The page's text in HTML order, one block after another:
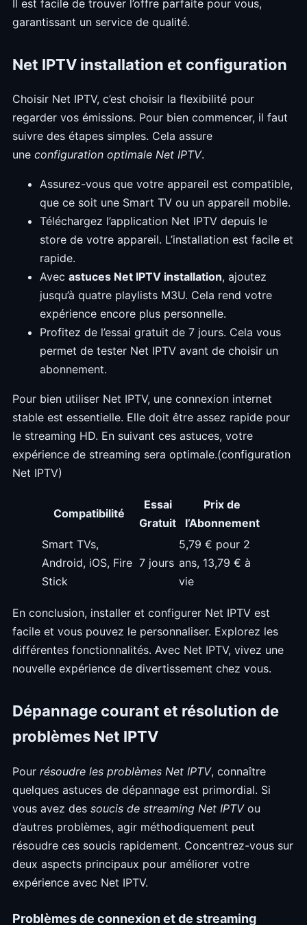
Il est facile de trouver l’offre parfaite pour vous,
garantissant un service de qualité.
Net IPTV installation et configuration
Choisir Net IPTV, c’est choisir la flexibilité pour
regarder vos émissions. Pour bien commencer, il faut
suivre des étapes simples. Cela assure
une configuration optimale Net IPTV.
Assurez-vous que votre appareil est compatible,
que ce soit une Smart TV ou un appareil mobile.
Téléchargez l’application Net IPTV depuis le
store de votre appareil. L’installation est facile et
rapide.
Avec astuces Net IPTV installation, ajoutez
jusqu’à quatre playlists M3U. Cela rend votre
expérience encore plus personnelle.
Profitez de l’essai gratuit de 7 jours. Cela vous
permet de tester Net IPTV avant de choisir un
abonnement.
Pour bien utiliser Net IPTV, une connexion internet
stable est essentielle. Elle doit être assez rapide pour
le streaming HD. En suivant ces astuces, votre
expérience de streaming sera optimale.(configuration
Net IPTV)
Compatibilité
Essai
Gratuit
Prix de
l’Abonnement
Smart TVs,
Android, iOS, Fire
Stick
7 jours
5,79 € pour 2
ans, 13,79 € à
vie
En conclusion, installer et configurer Net IPTV est
facile et vous pouvez le personnaliser. Explorez les
différentes fonctionnalités. Avec Net IPTV, vivez une
nouvelle expérience de divertissement chez vous.
Dépannage courant et résolution de
problèmes Net IPTV
Pour résoudre les problèmes Net IPTV, connaître
quelques astuces de dépannage est primordial. Si
vous avez des soucis de streaming Net IPTVou
d’autres problèmes, agir méthodiquement peut
résoudre ces soucis rapidement. Concentrez-vous sur
deux aspects principaux pour améliorer votre
expérience avec Net IPTV.
Problèmes de connexion et de streaming